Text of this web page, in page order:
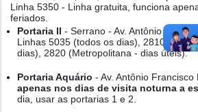
Linha 5350 - Linha gratuita, funciona
feriados.
Portaria II - Serrano - Av. Antônio
Linhas 5035 (todos os dias), 2810
dias), 2820 (Metropolitana - dias úteis).
Portaria Aquário - Av. Antônio Francisco
apenas nos dias de visita noturna a
dia, usar as portarias 1 e 2.